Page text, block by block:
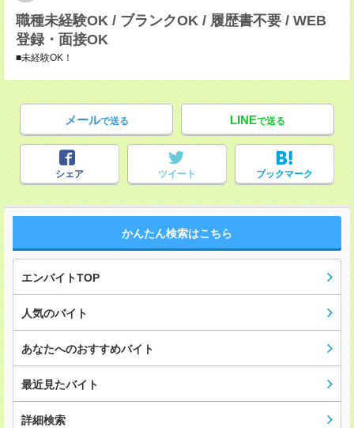
職種未経験OK / ブランクOK / 履歴書不要 / WEB
登録・面接OK
■未経験OK！
メールで送る LINEで送る
シェア ツイート ブックマーク
かんたん検索はこちら
エンバイトTOP
人気のバイト
あなたへのおすすめバイト
最近見たバイト
詳細検索